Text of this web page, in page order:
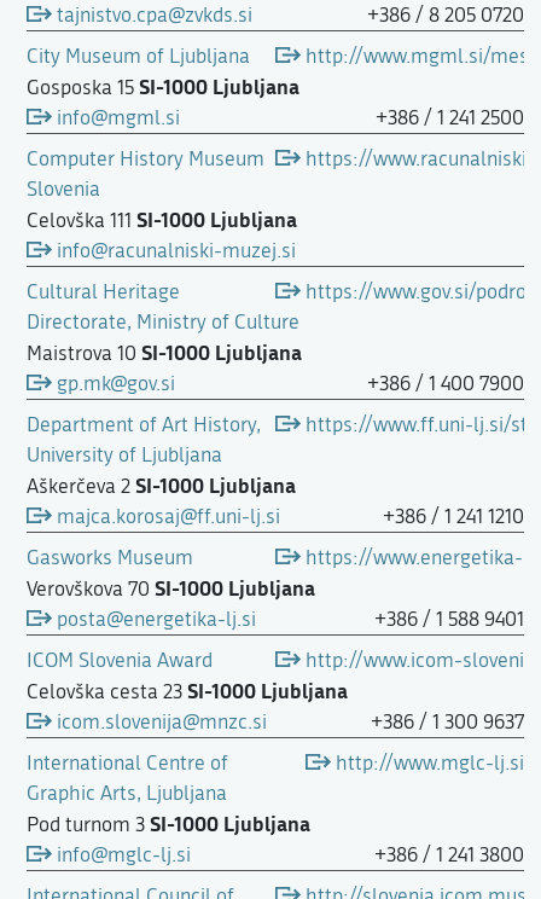
+386 / 8 205 0720
tajnistvo.cpa@zvkds.si
http://www.mgml.si/
City Museum of Ljubljana
Gosposka 15 SI-1000 Ljubljana
+386 / 1 241 2500
info@mgml.si
https://www.racunalniski-
Computer History Museum
Slovenia
Celovška 111 SI-1000 Ljubljana
info@racunalniski-muzej.si
https://www.gov.si/
Cultural Heritage
Directorate, Ministry of Culture
Maistrova 10 SI-1000 Ljubljana
+386 / 1 400 7900
gp.mk@gov.si
https://www.ff.uni-lj.si/
Department of Art History,
University of Ljubljana
Aškerčeva 2 SI-1000 Ljubljana
+386 / 1 241 1210
majca.korosaj@ff.uni-lj.si
https://www.energetika-
Gasworks Museum
Verovškova 70 SI-1000 Ljubljana
+386 / 1 588 9401
posta@energetika-lj.si
http://www.icom-
ICOM Slovenia Award
Celovška cesta 23 SI-1000 Ljubljana
+386 / 1 300 9637
icom.slovenija@mnzc.si
http://www.mglc-lj.si
International Centre of
Graphic Arts, Ljubljana
Pod turnom 3 SI-1000 Ljubljana
+386 / 1 241 3800
info@mglc-lj.si